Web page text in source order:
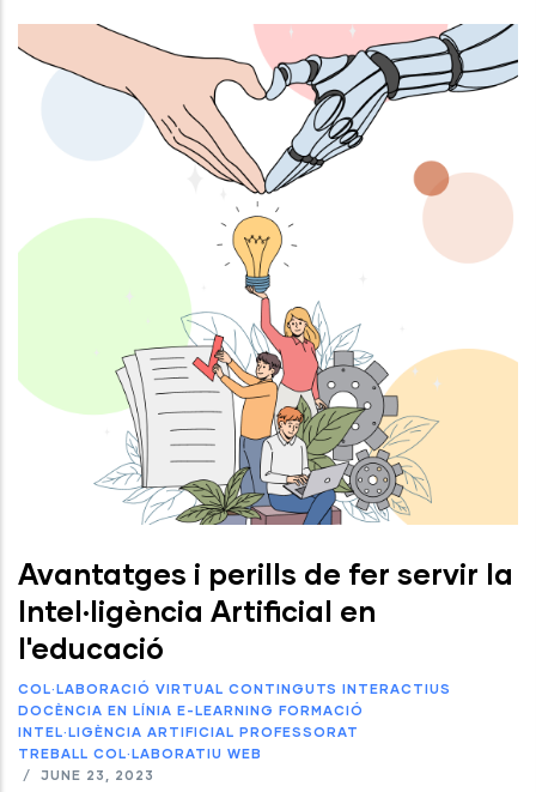
Avantatges i perills de fer servir la
Intel·ligència Artificial en
l'educació
COL·LABORACIÓ VIRTUAL CONTINGUTS INTERACTIUS
DOCÈNCIA EN LÍNIA E-LEARNING FORMACIÓ
INTEL·LIGÈNCIA ARTIFICIAL PROFESSORAT
TREBALL COL·LABORATIU WEB
/
JUNE 23, 2023